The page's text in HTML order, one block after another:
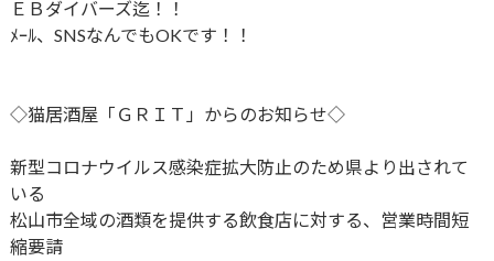
ＥＢダイバーズ迄！！
ﾒｰﾙ、SNSなんでもOKです！！
◇猫居酒屋「ＧＲＩＴ」からのお知らせ◇
新型コロナウイルス感染症拡大防止のため県より出されて
いる
松山市全域の酒類を提供する飲食店に対する、営業時間短
縮要請